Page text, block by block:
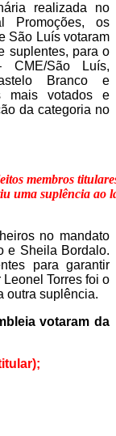
realizada no
Promoções, os
São Luís votaram
suplentes, para o
CME/São Luís,
Branco e
mais votados e
da categoria no
membros
uma suplência ao
no mandato
e Sheila Bordalo.
para garantir
Torres foi o
outra suplência.
votaram da